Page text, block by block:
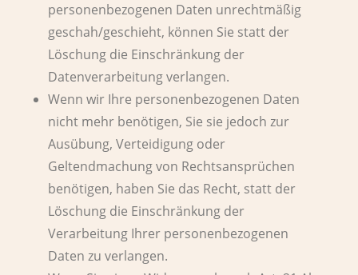
personenbezogenen Daten unrechtmäßig
geschah/geschieht, können Sie statt der
Löschung die Einschränkung der
Datenverarbeitung verlangen.
Wenn wir Ihre personenbezogenen Daten
nicht mehr benötigen, Sie sie jedoch zur
Ausübung, Verteidigung oder
Geltendmachung von Rechtsansprüchen
benötigen, haben Sie das Recht, statt der
Löschung die Einschränkung der
Verarbeitung Ihrer personenbezogenen
Daten zu verlangen.